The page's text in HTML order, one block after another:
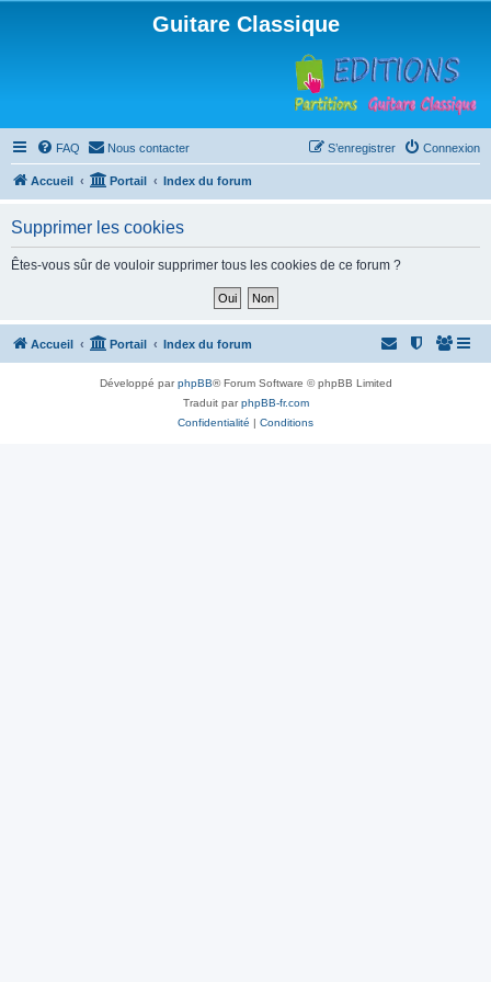
Guitare Classique
FAQ Nous contacter Connexion
S’enregistrer
Accueil Portail Index du forum
Supprimer les cookies
Êtes-vous sûr de vouloir supprimer tous les cookies de ce forum ?
Accueil Portail Index du forum
Développé parphpBB® Forum Software © phpBB Limited
Traduit parphpBB-fr.com
Confidentialité | Conditions